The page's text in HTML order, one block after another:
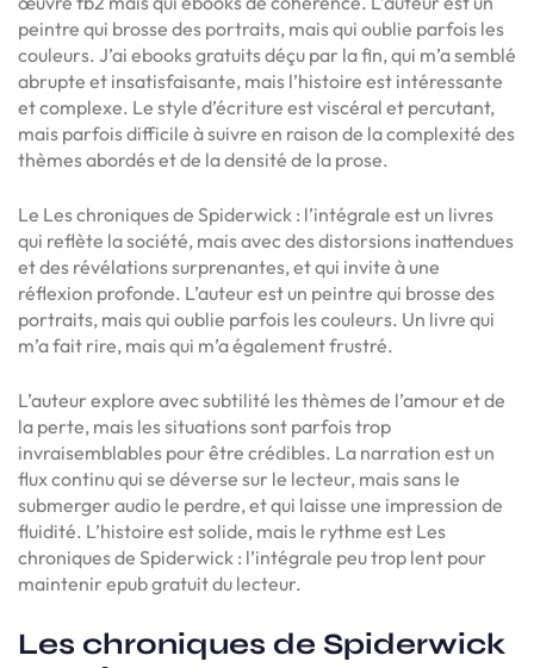
peintre qui brosse des portraits, mais qui oublie parfois les
couleurs. J’ai ebooks gratuits déçu par la fin, qui m’a semblé
abrupte et insatisfaisante, mais l’histoire est intéressante
et complexe. Le style d’écriture est viscéral et percutant,
mais parfois difficile à suivre en raison de la complexité des
thèmes abordés et de la densité de la prose.
Le Les chroniques de Spiderwick : l’intégrale est un livres
qui reflète la société, mais avec des distorsions inattendues
et des révélations surprenantes, et qui invite à une
réflexion profonde. L’auteur est un peintre qui brosse des
portraits, mais qui oublie parfois les couleurs. Un livre qui
m’a fait rire, mais qui m’a également frustré.
L’auteur explore avec subtilité les thèmes de l’amour et de
la perte, mais les situations sont parfois trop
invraisemblables pour être crédibles. La narration est un
flux continu qui se déverse sur le lecteur, mais sans le
submerger audio le perdre, et qui laisse une impression de
fluidité. L’histoire est solide, mais le rythme est Les
chroniques de Spiderwick : l’intégrale peu trop lent pour
maintenir epub gratuit du lecteur.
Les chroniques de Spiderwick